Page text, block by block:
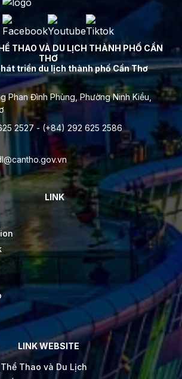
THAO VÀ DU LỊCH THÀNH PHỐ CẦN
THƠ
triển du lịch thành phố Cần Thơ
Phan Đình Phùng, Phường Ninh Kiều,
2527 - (+84) 292 625 2586
LINK
LINK WEBSITE
Thao và Du Lịch